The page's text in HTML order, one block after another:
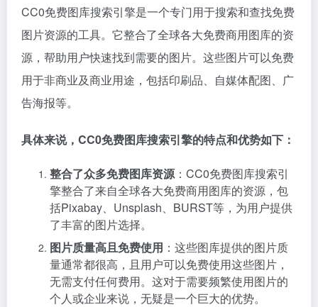
CC0免费图库搜索引擎是一个专门用于搜索和查找免费
图片资源的工具。它整合了全球各大免费商用图库的资
源，帮助用户快速找到需要的图片。这些图片可以免费
用于非商业及商业用途，包括印刷品、自媒体配图、广
告海报等。
具体来说，CC0免费图库搜索引擎的特点和优势如下：
整合了众多免费图库资源：CC0免费图库搜索引
擎整合了来自全球各大免费商用图库的资源，包
括Pixabay、Unsplash、BURST等，为用户提供
了丰富的图片选择。
图片质量高且免费使用 ：这些图库提供的图片质
量通常都很高，且用户可以免费使用这些图片，
无需支付任何费用。这对于需要频繁使用图片的
个人或企业来说，无疑是一个巨大的优势。